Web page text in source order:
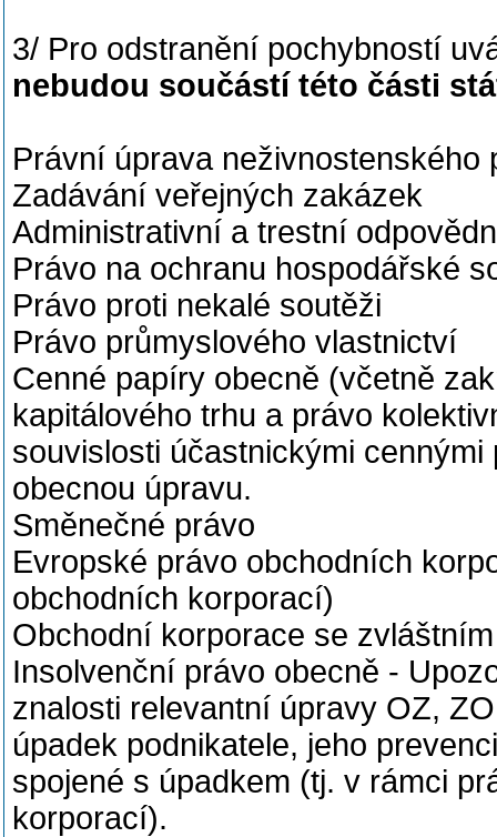
3/ Pro odstranění pochybností
nebudou součástí této části
Právní úprava neživnostenského
Zadávání veřejných zakázek
Administrativní a trestní
Právo na ochranu hospodářské
Právo proti nekalé soutěži
Právo průmyslového vlastnictví
Cenné papíry obecně (včetně
kapitálového trhu a právo
souvislosti účastnickými
obecnou úpravu.
Směnečné právo
Evropské právo obchodních
obchodních korporací)
Obchodní korporace se
Insolvenční právo obecně -
znalosti relevantní úpravy OZ,
úpadek podnikatele, jeho
spojené s úpadkem (tj. v rámci
korporací).